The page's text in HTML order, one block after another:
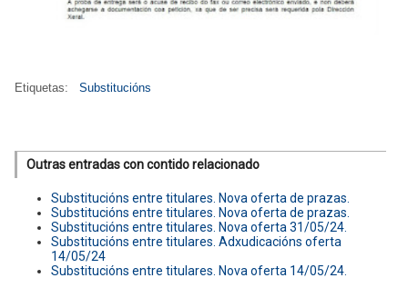
Etiquetas: Substitucións
Outras entradas con contido relacionado
Substitucións entre titulares. Nova oferta de prazas.
Substitucións entre titulares. Nova oferta de prazas.
Substitucións entre titulares. Nova oferta 31/05/24.
Substitucións entre titulares. Adxudicacións oferta
14/05/24
Substitucións entre titulares. Nova oferta 14/05/24.